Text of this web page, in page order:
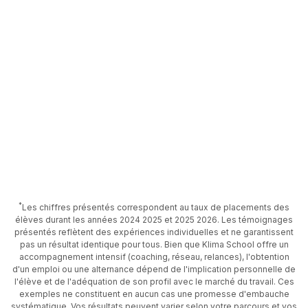
*Les chiffres présentés correspondent au taux de placements des
élèves durant les années 2024 2025 et 2025 2026. Les témoignages
présentés reflètent des expériences individuelles et ne garantissent
pas un résultat identique pour tous. Bien que Klima School offre un
accompagnement intensif (coaching, réseau, relances), l'obtention
d'un emploi ou une alternance dépend de l'implication personnelle de
l'élève et de l'adéquation de son profil avec le marché du travail. Ces
exemples ne constituent en aucun cas une promesse d'embauche